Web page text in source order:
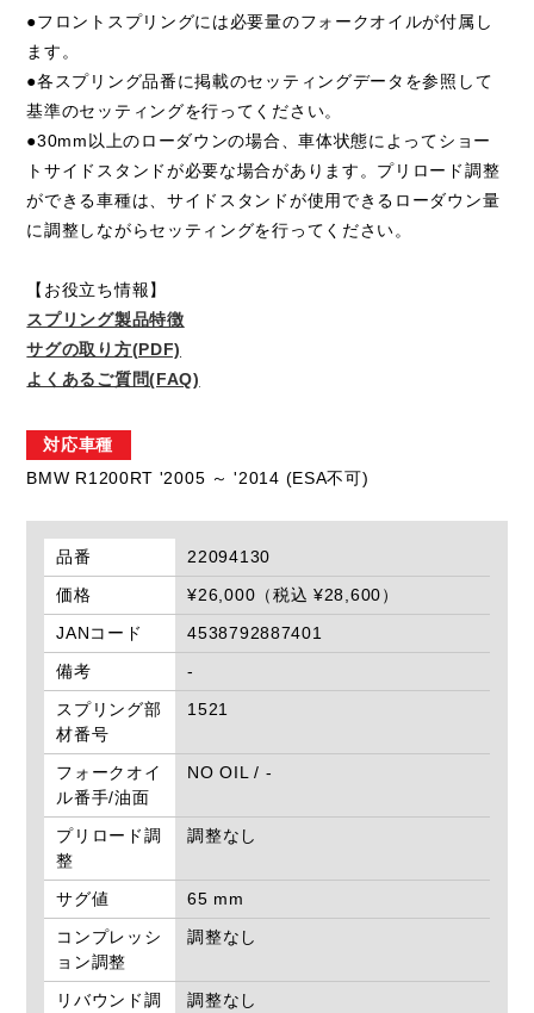
●フロントスプリングには必要量のフォークオイルが付属し
ます。
●各スプリング品番に掲載のセッティングデータを参照して
基準のセッティングを行ってください。
●30mm以上のローダウンの場合、車体状態によってショー
トサイドスタンドが必要な場合があります。プリロード調整
ができる車種は、サイドスタンドが使用できるローダウン量
に調整しながらセッティングを行ってください。
【お役立ち情報】
スプリング製品特徴
サグの取り方(PDF)
よくあるご質問(FAQ)
対応車種
BMW R1200RT '2005 ～ '2014 (ESA不可)
品番
22094130
価格
¥26,000（税込 ¥28,600）
JANコード
4538792887401
備考
-
スプリング部
材番号
1521
フォークオイ
ル番手/油面
NO OIL / -
プリロード調
整
調整なし
サグ値
65 mm
コンプレッシ
ョン調整
調整なし
リバウンド調
調整なし